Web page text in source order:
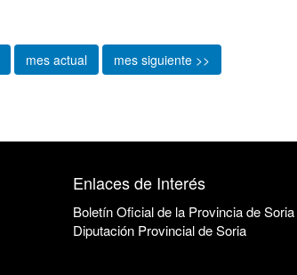
mes actual mes siguiente >>
Enlaces de Interés
Boletín Oficial de la Provincia de Soria
Diputación Provincial de Soria